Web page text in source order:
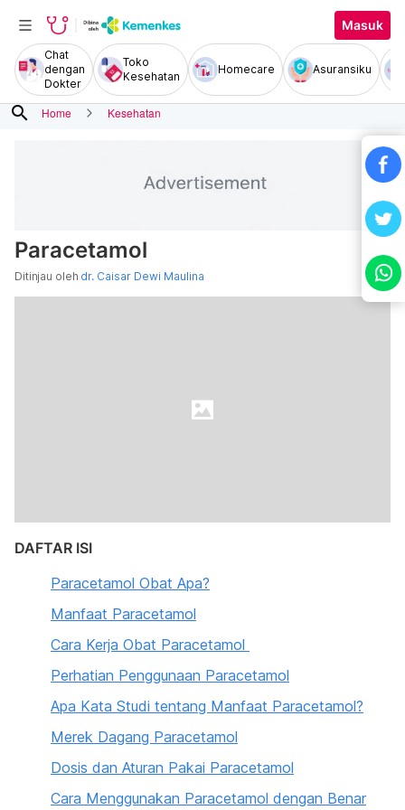
Masuk
Chat
dengan
Dokter
Toko
Kesehatan
Homecare Asuransiku
search Home Kesehatan
Paracetamol
Ditinjau oleh dr. Caisar Dewi Maulina
DAFTAR ISI
Paracetamol Obat Apa?
Manfaat Paracetamol
Cara Kerja Obat Paracetamol
Perhatian Penggunaan Paracetamol
Apa Kata Studi tentang Manfaat Paracetamol?
Merek Dagang Paracetamol
Dosis dan Aturan Pakai Paracetamol
Cara Menggunakan Paracetamol dengan Benar